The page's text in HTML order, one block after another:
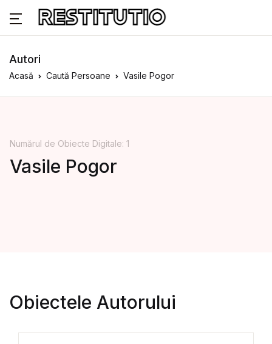
Autori
Acasă Caută Persoane Vasile Pogor
Numărul de Obiecte Digitale: 1
Vasile Pogor
Obiectele Autorului